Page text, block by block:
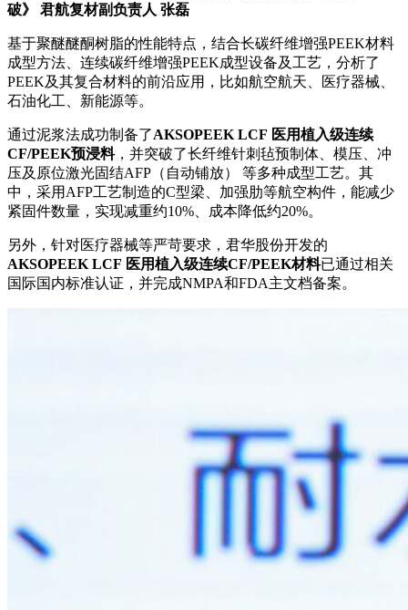
破》
君航复材副负责人 张磊
基于聚醚醚酮树脂的性能特点，结合长碳纤维增强PEEK材料
成型方法、连续碳纤维增强PEEK成型设备及工艺，分析了
PEEK及其复合材料的前沿应用，比如航空航天、医疗器械、
石油化工、新能源等。
通过泥浆法成功制备了AKSOPEEK LCF 医用植入级连续
CF/PEEK预浸料，并突破了长纤维针刺毡预制体、模压、冲
压及原位激光固结AFP（自动铺放） 等多种成型工艺。其
中，采用AFP工艺制造的C型梁、加强肋等航空构件，能减少
紧固件数量，实现减重约10%、成本降低约20%。
另外，针对医疗器械等严苛要求，君华股份开发的
AKSOPEEK LCF 医用植入级连续CF/PEEK材料已通过相关
国际国内标准认证，并完成NMPA和FDA主文档备案。